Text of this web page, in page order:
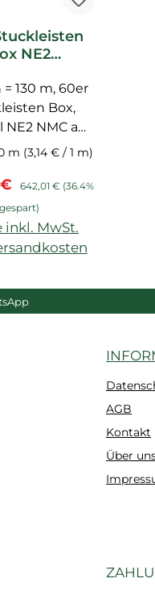
NE2
Pure
= 130 m, 60er
Box,
NMC aus
PS-
und
NMC
m (3,14 € / 1 m)
Regulärer Preis:
642,01 € (36.4%
gespart)
inkl. MwSt.
AGB
Kontakt
Über